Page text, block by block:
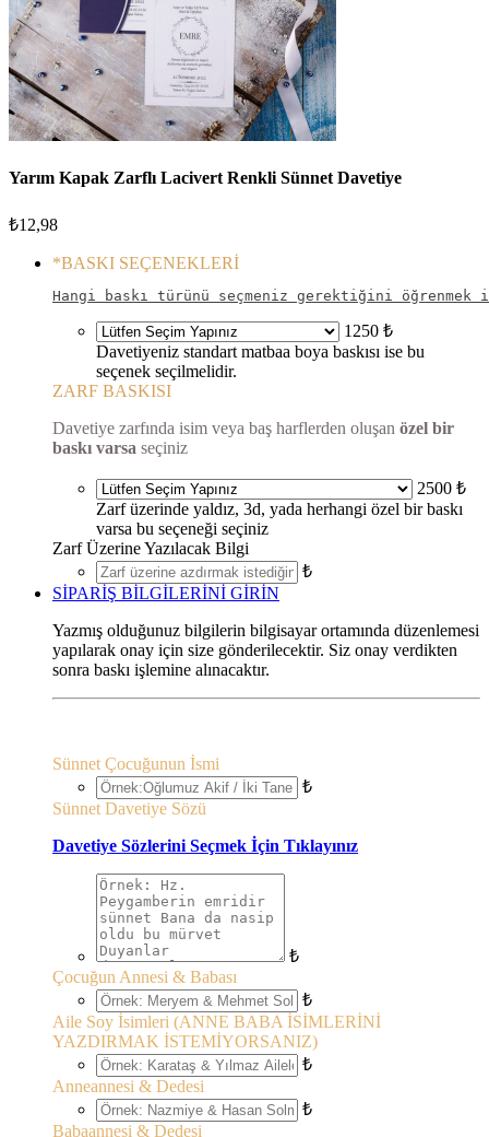
Yarım Kapak Zarflı Lacivert Renkli Sünnet Davetiye
₺12,98
*BASKI SEÇENEKLERİ
Hangi baskı türünü seçmeniz gerektiğini öğrenmek
1250 ₺
Davetiyeniz standart matbaa boya baskısı ise bu
seçenek seçilmelidir.
ZARF BASKISI
Davetiye zarfında isim veya baş harflerden oluşan özel bir
baskı varsa seçiniz
2500 ₺
Zarf üzerinde yaldız, 3d, yada herhangi özel bir baskı
varsa bu seçeneği seçiniz
Zarf Üzerine Yazılacak Bilgi
₺
SİPARİŞ BİLGİLERİNİ GİRİN
Yazmış olduğunuz bilgilerin bilgisayar ortamında düzenlemesi
yapılarak onay için size gönderilecektir. Siz onay verdikten
sonra baskı işlemine alınacaktır.
Sünnet Çocuğunun İsmi
₺
Sünnet Davetiye Sözü
Davetiye Sözlerini Seçmek İçin Tıklayınız
₺
Çocuğun Annesi & Babası
₺
Aile Soy İsimleri (ANNE BABA İSİMLERİNİ
YAZDIRMAK İSTEMİYORSANIZ)
₺
Anneannesi & Dedesi
₺
Babaannesi & Dedesi